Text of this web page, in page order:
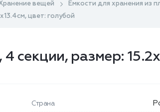
вещей
Емкости для хранения из
цвет: голубой
секции, размер:
Страна